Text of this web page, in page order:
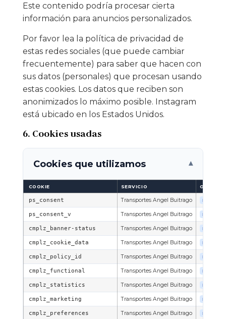
Este contenido podría procesar cierta
información para anuncios personalizados.
Por favor lea la política de privacidad de
estas redes sociales (que puede cambiar
frecuentemente) para saber que hacen con
sus datos (personales) que procesan usando
estas cookies. Los datos que reciben son
anonimizados lo máximo posible. Instagram
está ubicado en los Estados Unidos.
6. Cookies usadas
Cookies que utilizamos ▾
COOKIE SERVICIO ORIGEN
ps_consent Transportes Angel Buitrago PROPIA
ps_consent_v Transportes Angel Buitrago PROPIA
cmplz_banner-status Transportes Angel Buitrago PROPIA
cmplz_cookie_data Transportes Angel Buitrago PROPIA
cmplz_policy_id Transportes Angel Buitrago PROPIA
cmplz_functional Transportes Angel Buitrago PROPIA
cmplz_statistics Transportes Angel Buitrago PROPIA
cmplz_marketing Transportes Angel Buitrago PROPIA
cmplz_preferences Transportes Angel Buitrago PROPIA